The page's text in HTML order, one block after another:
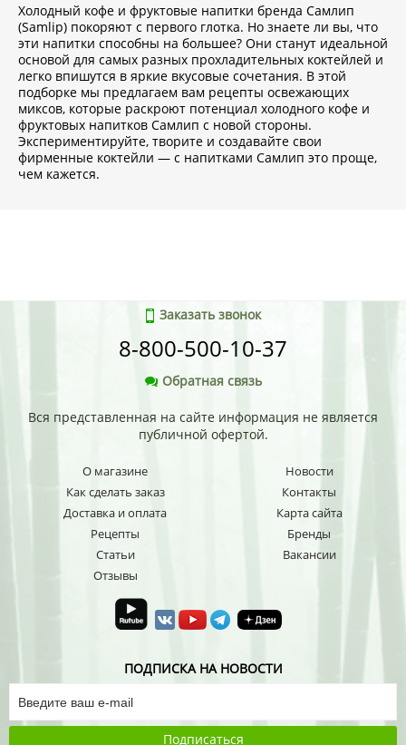
Холодный кофе и фруктовые напитки бренда Самлип
(Samlip) покоряют с первого глотка. Но знаете ли вы, что
эти напитки способны на большее? Они станут идеальной
основой для самых разных прохладительных коктейлей и
легко впишутся в яркие вкусовые сочетания. В этой
подборке мы предлагаем вам рецепты освежающих
миксов, которые раскроют потенциал холодного кофе и
фруктовых напитков Самлип с новой стороны.
Экспериментируйте, творите и создавайте свои
фирменные коктейли — с напитками Самлип это проще,
чем кажется.
Заказать звонок
8-800-500-10-37
Обратная связь
Вся представленная на сайте информация не является
публичной офертой.
О магазине
Как сделать заказ
Доставка и оплата
Рецепты
Статьи
Отзывы
Новости
Контакты
Карта сайта
Бренды
Вакансии
ПОДПИСКА НА НОВОСТИ
Подписаться